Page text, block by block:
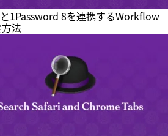
1Password 8を連携するWorkflow
法